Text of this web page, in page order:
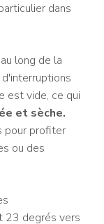
dans
long de la
est vide, ce qui
et sèche.
pour profiter
ou des
23 degrés vers